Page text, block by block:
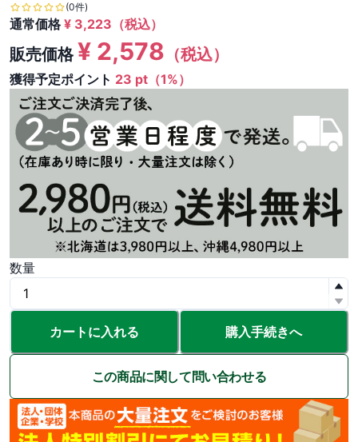
(0件)
通常価格¥ 3,223 （税込）
販売価格¥ 2,578 （税込）
獲得予定ポイント 23 pt（1%）
数量
カートに入れる 購入手続きへ
この商品に関して問い合わせる